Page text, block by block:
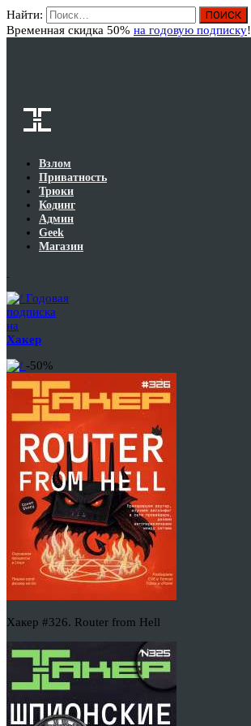
Найти:
Временная скидка 50% на годовую подписку!
Взлом
Приватность
Трюки
Кодинг
Админ
Geek
Магазин
Годовая
подписка
на
Хакер
-50%
Хакер #326. Router from Hell